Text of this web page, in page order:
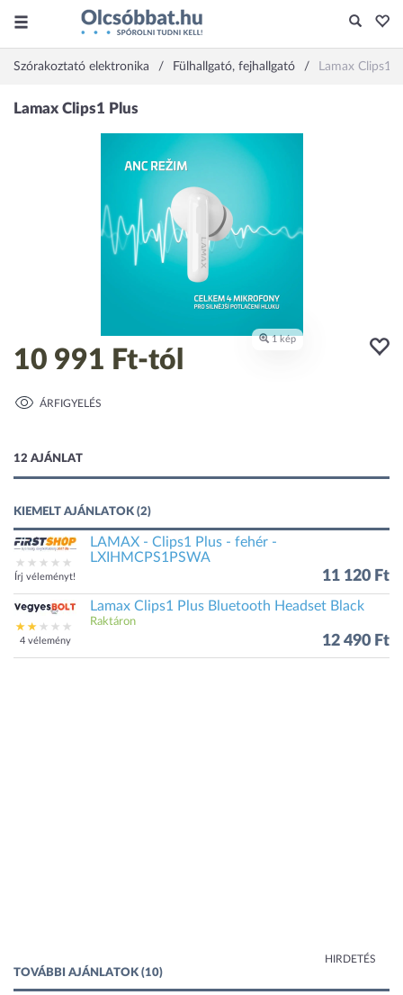
Szórakoztató elektronika Fülhallgató, fejhallgató Lamax Clips1
10 991 Ft-tól
ÁRFIGYELÉS
12 AJÁNLAT
KIEMELT AJÁNLATOK (2)
Írj véleményt!
LAMAX - Clips1 Plus - fehér -
LXIHMCPS1PSWA
11 120 Ft
4 vélemény
Lamax Clips1 Plus Bluetooth Headset Black
Raktáron
12 490 Ft
HIRDETÉS
TOVÁBBI AJÁNLATOK (10)